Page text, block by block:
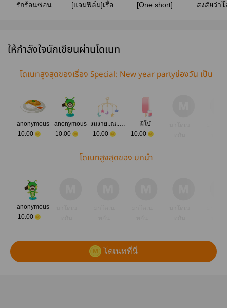
รักร้อนซ่อน
[แจมฟิล์ม]เรื่อง
[One short]
สงสัยว่า
ให้กำลังใจนักเขียนผ่านโดเนท
โดเนทสูงสุดของเรื่อง Special: New year partyช่องวัน เป็น
anonymous
10.00
anonymous
10.00
งมงาย..ณ..ปลายทาง
10.00
ผีโบ๋
10.00
โดเนทสูงสุดของ บทนำ
anonymous
10.00
โดเนทที่นี่